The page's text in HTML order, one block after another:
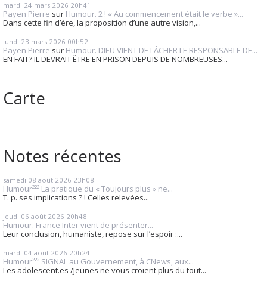
mardi 24 mars 2026 20h41
Payen Pierre sur Humour. 2 ! « Au commencement était le verbe »...
Dans cette fin d’ère, la proposition d’une autre vision,...
lundi 23 mars 2026 00h52
Payen Pierre sur Humour. DIEU VIENT DE LÂCHER LE RESPONSABLE DE...
EN FAIT? IL DEVRAIT ÊTRE EN PRISON DEPUIS DE NOMBREUSES...
Carte
Notes récentes
samedi 08 août 2026 23h08
Humour²²² La pratique du « Toujours plus » ne...
T. p. ses implications ? ! Celles relevées...
jeudi 06 août 2026 20h48
Humour. France Inter vient de présenter...
Leur conclusion, humaniste, repose sur l’espoir :...
mardi 04 août 2026 20h24
Humour²²² SIGNAL au Gouvernement, à CNews, aux...
Les adolescent.es /Jeunes ne vous croient plus du tout...